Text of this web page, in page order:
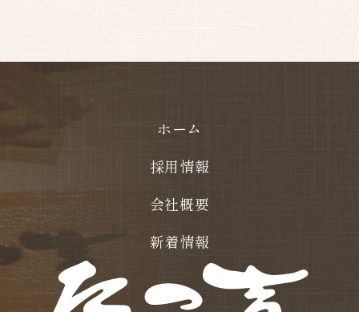
ホーム
採用情報
会社概要
新着情報